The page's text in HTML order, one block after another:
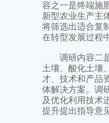
容之一是终端施
新型农业生产主
将筛选出适合复
在转型发展过程
调研内容二是
土壤、酸化土壤
才、技术和产品
体解决方案。调
及优化利用技术
提升提出指导意